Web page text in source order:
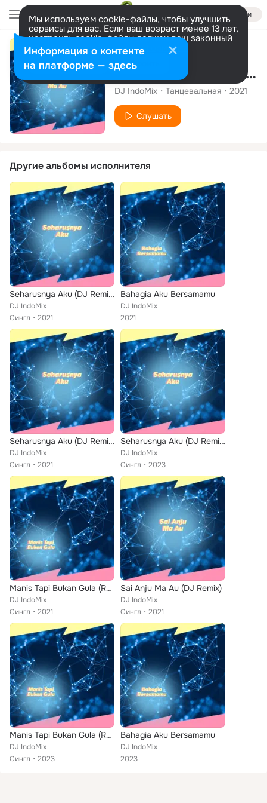
Войти
Мы используем cookie-файлы, чтобы улучшить
сервисы для вас. Если ваш возраст менее 13 лет,
настроить cookie-файлы должен ваш законный
представитель. Больше информации
Разрешить все Настроить
Сингл
Sai Anju Ma Au (DJ Remix)
DJ IndoMix Танцевальная 2021
Слушать
Другие альбомы исполнителя
Seharusnya Aku (DJ Remix Angklung)
DJ IndoMix
Сингл
2021
Bahagia Aku Bersamamu
DJ IndoMix
2021
Seharusnya Aku (DJ Remix Angklung)
DJ IndoMix
Сингл
2021
Seharusnya Aku (DJ Remix Angklung)
DJ IndoMix
Сингл
2023
Manis Tapi Bukan Gula (Remix)
DJ IndoMix
Сингл
2021
Sai Anju Ma Au (DJ Remix)
DJ IndoMix
Сингл
2021
Manis Tapi Bukan Gula (Remix)
DJ IndoMix
Сингл
2023
Bahagia Aku Bersamamu
DJ IndoMix
2023
Информация о контенте
на платформе — здесь